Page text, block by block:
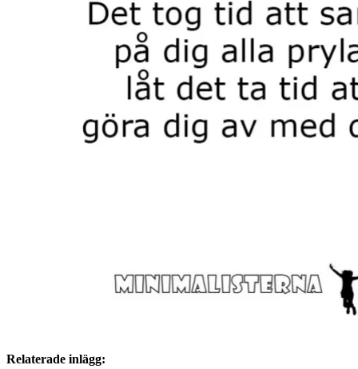
Relaterade inlägg: